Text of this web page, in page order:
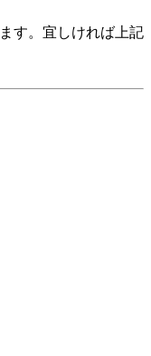
す。宜しければ上記